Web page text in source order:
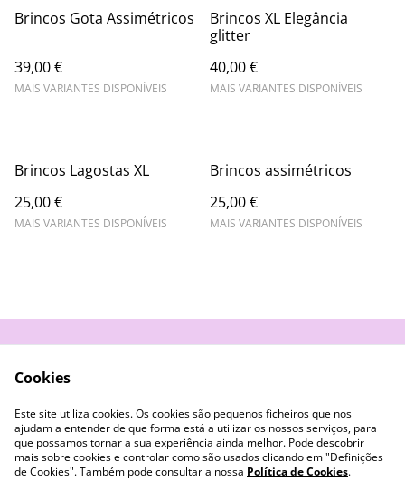
Brincos Gota Assimétricos
39,00 €
MAIS VARIANTES DISPONÍVEIS
Brincos XL Elegância
glitter
40,00 €
MAIS VARIANTES DISPONÍVEIS
Brincos Lagostas XL
25,00 €
MAIS VARIANTES DISPONÍVEIS
Brincos assimétricos
25,00 €
MAIS VARIANTES DISPONÍVEIS
Privacidade
Cookies
Cookies
Este site utiliza cookies. Os cookies são pequenos ficheiros que nos
ajudam a entender de que forma está a utilizar os nossos serviços, para
que possamos tornar a sua experiência ainda melhor. Pode descobrir
mais sobre cookies e controlar como são usados clicando em "Definições
de Cookies". Também pode consultar a nossa Política de Cookies.